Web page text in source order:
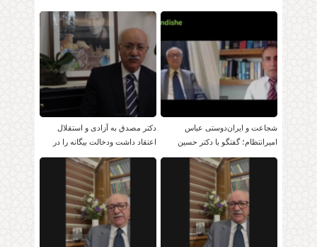
شجاعت و ایران‌دوستی عباس
امیرانتظام؛ گفتگو با دکتر حسین
موسویان
دکتر مصدق به آزادی و استقلال
اعتقاد داشت ودخالت بیگانه را در
امور داخلی بر نمی تابید.